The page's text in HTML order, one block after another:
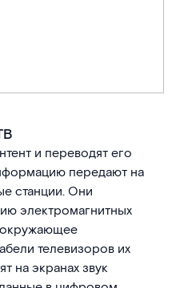
и переводят его
передают на
станции. Они
электромагнитных
окружающее
телевизоров их
на экранах звук